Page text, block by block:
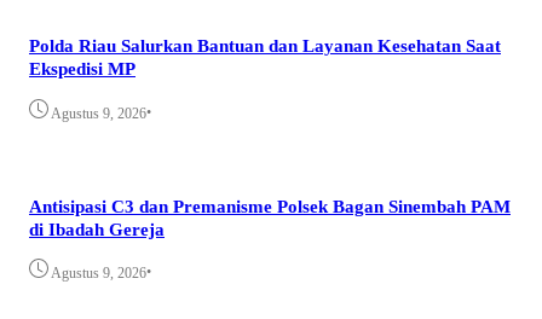
Polda Riau Salurkan Bantuan dan Layanan Kesehatan Saat
Ekspedisi MP
Agustus 9, 2026•
Antisipasi C3 dan Premanisme Polsek Bagan Sinembah PAM
di Ibadah Gereja
Agustus 9, 2026•